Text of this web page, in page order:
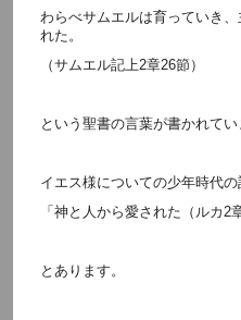
わらべサムエルは育っていき
れた。
（サムエル記上2章26節）
という聖書の言葉が書かれてい
イエス様についての少年時代の
「神と人から愛された（ルカ2
とあります。